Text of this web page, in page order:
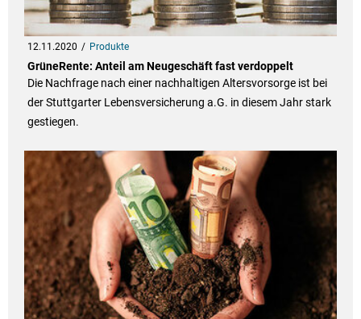
12.11.2020 Produkte
GrüneRente: Anteil am Neugeschäft fast verdoppelt
Die Nachfrage nach einer nachhaltigen Altersvorsorge ist bei
der Stuttgarter Lebensversicherung a.G. in diesem Jahr stark
gestiegen.